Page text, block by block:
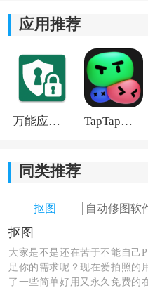
应用推荐
万能应用隐藏 TapTap国际版2026
同类推荐
抠图 自动修图软
抠图
大家是不是还在苦于不能自己
足你的需求呢？现在爱拍照的
了一些简单好用又永久免费的